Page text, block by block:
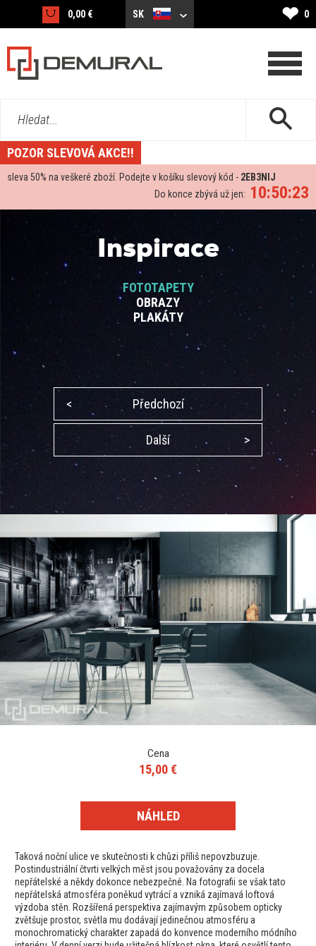
0,00 € SK ❤ 0
Hledat...
POZOR SLEVOVÁ AKCE!!
sleva 50% na veškeré zboží. Podejte v košíku slevový kód - 2EB3NIJ
10:50:22
Do konce zbývá už jen:
Inspirace
FOTOTAPETY
OBRAZY
PLAKÁTY
< Předchozí
Další >
Cena
15,00 €
NÁHLED
Taková noční ulice ve skutečnosti k chůzi příliš nepovzbuzuje.
Postindustriální čtvrti velkých měst jsou považovány za docela
nepřátelské a někdy dokonce nebezpečné. Na fotografii se však tato
nepřátelská atmosféra poněkud vytrácí a vzniká zajímavá loftová
výzdoba stěn. Rozšířená perspektiva zajímavým způsobem opticky
zvětšuje prostor, světla mu dodávají jedinečnou atmosféru a
monochromatický charakter zapadá do konvence moderního módního